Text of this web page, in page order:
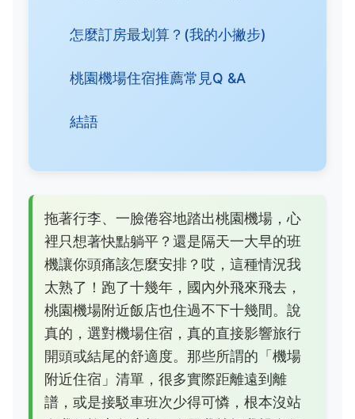
怎麼訂房最划算？(我的小撇步)
桃園機場住宿推薦常見Q &A
結語
拖著行李、一臉倦容地踏出桃園機場，心
裡只想著快點躺平？還是隔天一大早的班
機讓你頭痛該怎麼安排？哎，這種情況我
太熟了！跑了十幾年，國內外飛來飛去，
桃園機場附近飯店也住過不下十幾間。說
真的，選對機場住宿，真的直接影響旅行
開頭或結尾的舒適度。那些所謂的「機場
附近住宿」清單，很多實際距離遠到離
譜，或是接駁車班次少得可憐，根本沒站